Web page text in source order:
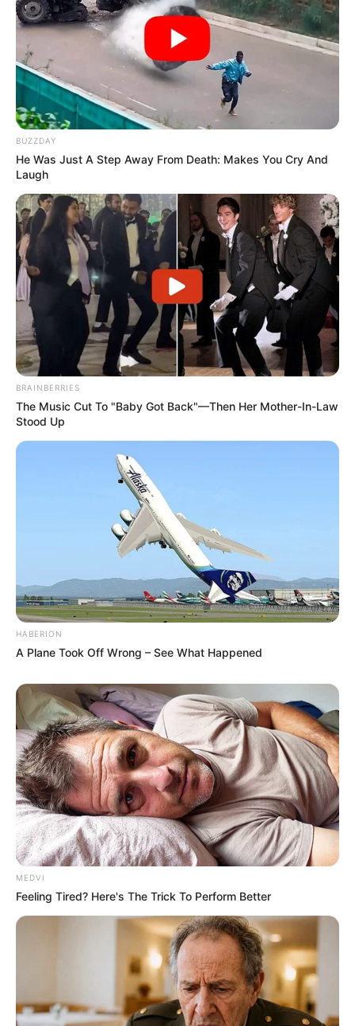
BUZZDAY
He Was Just A Step Away From Death: Makes You Cry And
Laugh
BRAINBERRIES
The Music Cut To "Baby Got Back"—Then Her Mother-In-Law
Stood Up
HABERION
A Plane Took Off Wrong – See What Happened
MEDVI
Feeling Tired? Here's The Trick To Perform Better